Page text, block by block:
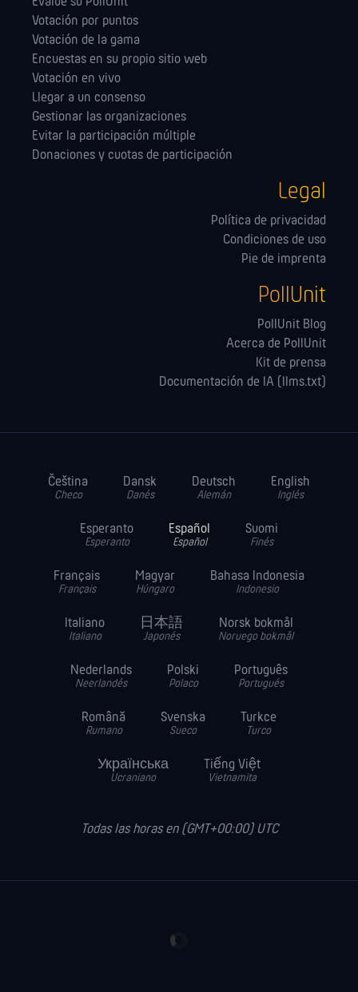
Votación por puntos
Votación de la gama
Encuestas en su propio sitio web
Votación en vivo
Llegar a un consenso
Gestionar las orga­nizaciones
Evitar la participación múltiple
Donaciones y cuotas de participación
Legal
Política de privacidad
Condiciones de uso
Pie de imprenta
PollUnit
PollUnit Blog
Acerca de PollUnit
Kit de prensa
Documentación de IA (llms.txt)
Čeština
Checo
Dansk
Danés
Deutsch
Alemán
English
Inglés
Esperanto
Esperanto
Español
Español
Suomi
Finés
Français
Français
Magyar
Húngaro
Bahasa Indonesia
Indonesio
Italiano
Italiano
日本語
Japonés
Norsk bokmål
Noruego bokmål
Nederlands
Neerlandés
Polski
Polaco
Português
Portugués
Română
Rumano
Svenska
Sueco
Turkce
Turco
Українська
Ucraniano
Tiếng Việt
Vietnamita
Todas las horas en (GMT+00:00) UTC